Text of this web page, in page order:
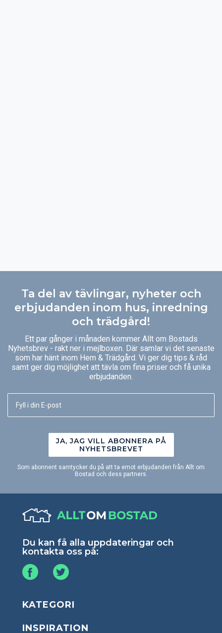
Ta del av tävlingar, nyheter och
erbjudanden inom hus, inredning
och trädgård!
Ett par gånger i månaden kommer Allt om Bostads
Nyhetsbrev - rakt ner i mejlboxen. Där samlar vi det senaste
som har hänt inom Hem & Trädgård. Vi ger dig tips & råd
samt ger dig möjlighet att tävla om fina priser och få unika
erbjudanden.
JA, JAG VILL ABONNERA PÅ
NYHETSBREVET
Som abonnent samtycker du på att ta emot erbjudanden från Allt om
Bostad och dess partners.
Du kan få alla uppdateringar och
kontakta oss på:
KATEGORI
INSPIRATION